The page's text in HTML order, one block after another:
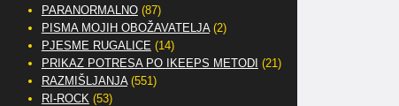
PARANORMALNO(87)
PISMA MOJIH OBOŽAVATELJA(2)
PJESME RUGALICE (14)
PRIKAZ POTRESA PO IKEEPS METODI (21)
RAZMIŠLJANJA(551)
RI-ROCK(53)